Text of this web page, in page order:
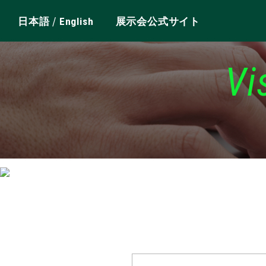
日本語/ English 展示会公式サイト